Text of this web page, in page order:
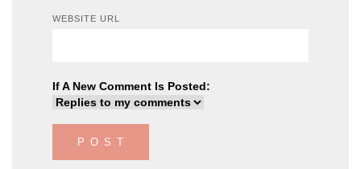
WEBSITE URL
If A New Comment Is Posted: